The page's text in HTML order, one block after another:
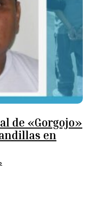
de «Gorgojo»
en